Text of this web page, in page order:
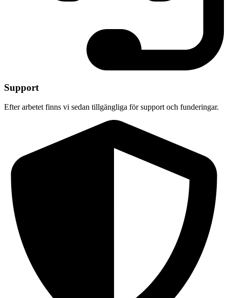
Support
Efter arbetet finns vi sedan tillgängliga för support och funderingar.